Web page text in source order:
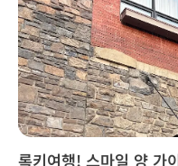
록키여행! 스마일 양 가